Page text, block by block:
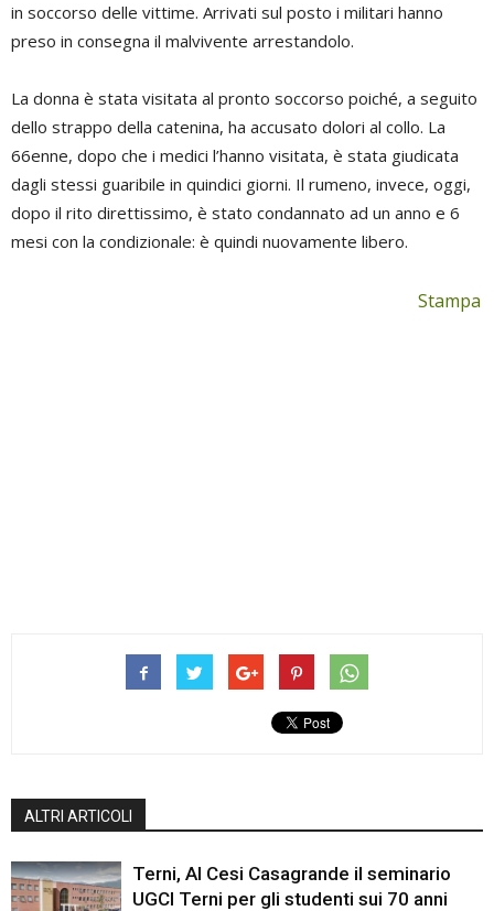
in soccorso delle vittime. Arrivati sul posto i militari hanno
preso in consegna il malvivente arrestandolo.
La donna è stata visitata al pronto soccorso poiché, a seguito
dello strappo della catenina, ha accusato dolori al collo. La
66enne, dopo che i medici l’hanno visitata, è stata giudicata
dagli stessi guaribile in quindici giorni. Il rumeno, invece, oggi,
dopo il rito direttissimo, è stato condannato ad un anno e 6
mesi con la condizionale: è quindi nuovamente libero.
Stampa
ALTRI ARTICOLI
Terni, Al Cesi Casagrande il seminario
UGCI Terni per gli studenti sui 70 anni